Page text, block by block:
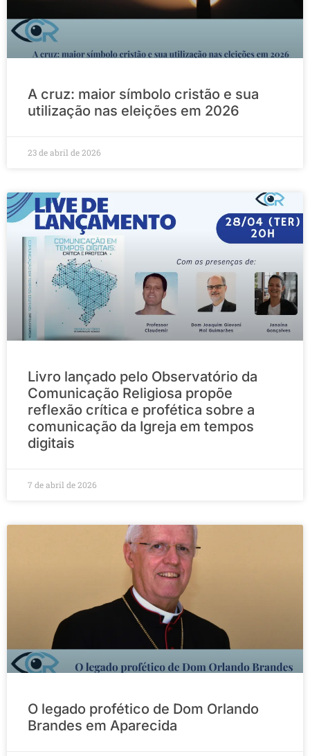
A cruz: maior símbolo cristão e sua
utilização nas eleições em 2026
23 de abril de 2026
Livro lançado pelo Observatório da
Comunicação Religiosa propõe
reflexão crítica e profética sobre a
comunicação da Igreja em tempos
digitais
7 de abril de 2026
O legado profético de Dom Orlando
Brandes em Aparecida